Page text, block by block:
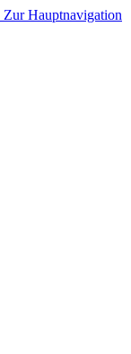
Zur Hauptnavigation